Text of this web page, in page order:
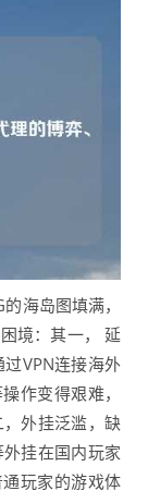
海岛图填满，
境：其一， 延
VPN连接海外
作变得艰难，
外挂泛滥，缺
挂在国内玩家
玩家的游戏体